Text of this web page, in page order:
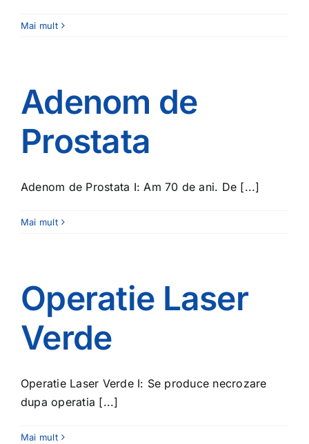
Mai mult
Adenom de
Prostata
Adenom de Prostata I: Am 70 de ani. De [...]
Mai mult
Operatie Laser
Verde
Operatie Laser Verde I: Se produce necrozare
dupa operatia [...]
Mai mult